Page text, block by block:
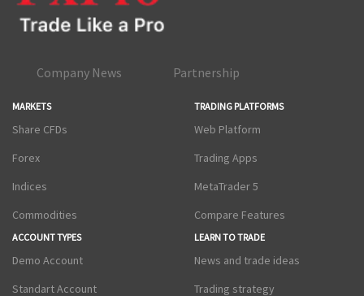
Company News Partnership
MARKETS
Share CFDs
Forex
Indices
Commodities
TRADING PLATFORMS
Web Platform
Trading Apps
MetaTrader 5
Compare Features
ACCOUNT TYPES
Demo Account
Standart Account
LEARN TO TRADE
News and trade ideas
Trading strategy